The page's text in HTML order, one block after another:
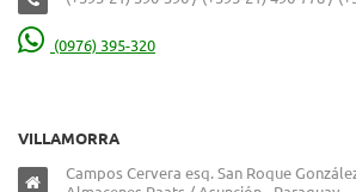
(0976) 395-320
VILLAMORRA
Campos Cervera esq. San Roque